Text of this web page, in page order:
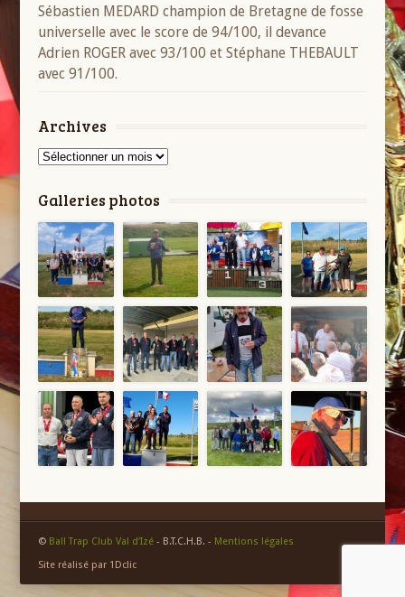
Sébastien MEDARD champion de Bretagne de fosse
universelle avec le score de 94/100, il devance
Adrien ROGER avec 93/100 et Stéphane THEBAULT
avec 91/100.
Archives
Archives
Galleries photos
© Ball Trap Club Val d’Izé - B.T.C.H.B. - Mentions légales
Site réalisé par 1Dclic